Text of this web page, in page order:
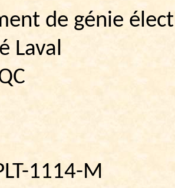
de génie
Laval
1114-M